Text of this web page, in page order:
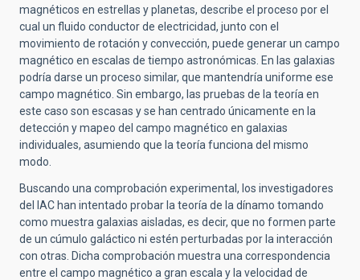
magnéticos en estrellas y planetas, describe el proceso por el
cual un fluido conductor de electricidad, junto con el
movimiento de rotación y convección, puede generar un campo
magnético en escalas de tiempo astronómicas. En las galaxias
podría darse un proceso similar, que mantendría uniforme ese
campo magnético. Sin embargo, las pruebas de la teoría en
este caso son escasas y se han centrado únicamente en la
detección y mapeo del campo magnético en galaxias
individuales, asumiendo que la teoría funciona del mismo
modo.
Buscando una comprobación experimental, los investigadores
del IAC han intentado probar la teoría de la dínamo tomando
como muestra galaxias aisladas, es decir, que no formen parte
de un cúmulo galáctico ni estén perturbadas por la interacción
con otras. Dicha comprobación muestra una correspondencia
entre el campo magnético a gran escala y la velocidad de